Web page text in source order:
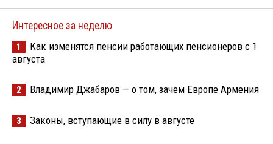
Интересное за неделю
1
Как изменятся пенсии работающих пенсионеров с 1
августа
2 Владимир Джабаров — о том, зачем Европе Армения
3 Законы, вступающие в силу в августе